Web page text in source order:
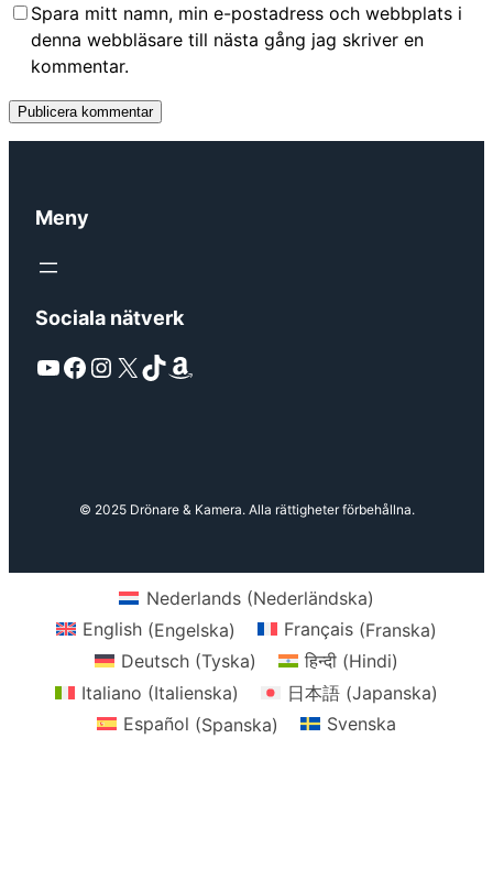
Spara mitt namn, min e-postadress och webbplats i
denna webbläsare till nästa gång jag skriver en
kommentar.
Meny
Sociala nätverk
YouTube Facebook Instagram X TikTok Amazon
© 2025 Drönare & Kamera. Alla rättigheter förbehållna.
Nederlands(Nederländska)
English (Engelska) Français (Franska)
Deutsch (Tyska) हिन्दी (Hindi)
Italiano (Italienska) 日本語 (Japanska)
Español (Spanska) Svenska